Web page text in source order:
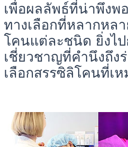
เพื่อผลลัพธ์ที่น่าพึงพ
ทางเลือกที่หลากหล
โคนแต่ละชนิด ยิ่งไ
เชี่ยวชาญที่คำนึงถึง
เลือกสรรซิลิโคนที่เ